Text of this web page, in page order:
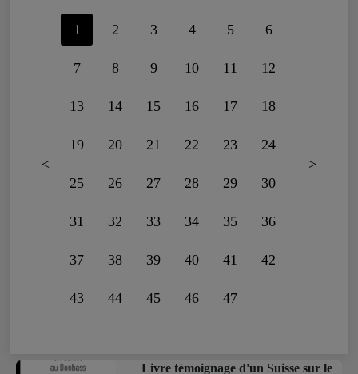
<
1 2 3 4 5 6
7 8 9 10 11 12
13 14 15 16 17 18
19 20 21 22 23 24
25 26 27 28 29 30
31 32 33 34 35 36
37 38 39 40 41 42
43 44 45 46 47
>
Livre témoignage d'un Suisse sur le